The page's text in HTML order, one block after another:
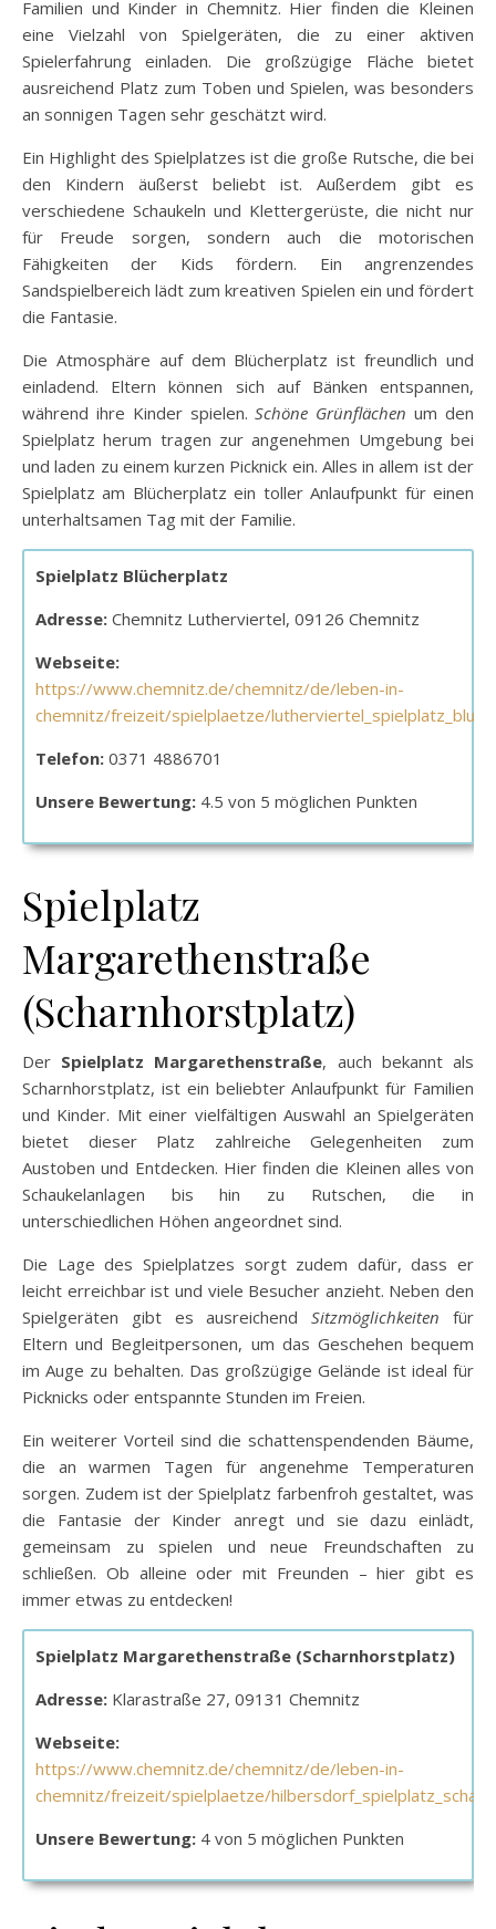
Familien und Kinder in Chemnitz. Hier finden die Kleinen
eine Vielzahl von Spielgeräten, die zu einer aktiven
Spielerfahrung einladen. Die großzügige Fläche bietet
ausreichend Platz zum Toben und Spielen, was besonders
an sonnigen Tagen sehr geschätzt wird.
Ein Highlight des Spielplatzes ist die große Rutsche, die bei
den Kindern äußerst beliebt ist. Außerdem gibt es
verschiedene Schaukeln und Klettergerüste, die nicht nur
für Freude sorgen, sondern auch die motorischen
Fähigkeiten der Kids fördern. Ein angrenzendes
Sandspielbereich lädt zum kreativen Spielen ein und fördert
die Fantasie.
Die Atmosphäre auf dem Blücherplatz ist freundlich und
einladend. Eltern können sich auf Bänken entspannen,
während ihre Kinder spielen.Schöne Grünflächen um den
Spielplatz herum tragen zur angenehmen Umgebung bei
und laden zu einem kurzen Picknick ein. Alles in allem ist der
Spielplatz am Blücherplatz ein toller Anlaufpunkt für einen
unterhaltsamen Tag mit der Familie.
Spielplatz Blücherplatz
Adresse: Chemnitz Lutherviertel, 09126 Chemnitz
Webseite:
https://www.chemnitz.de/chemnitz/de/leben-in-
chemnitz/freizeit/spielplaetze/
Telefon: 0371 4886701
Unsere Bewertung: 4.5 von 5 möglichen Punkten
Spielplatz
Margarethenstraße
(Scharnhorstplatz)
Der Spielplatz Margarethenstraße, auch bekannt als
Scharnhorstplatz, ist ein beliebter Anlaufpunkt für Familien
und Kinder. Mit einer vielfältigen Auswahl an Spielgeräten
bietet dieser Platz zahlreiche Gelegenheiten zum
Austoben und Entdecken. Hier finden die Kleinen alles von
Schaukelanlagen bis hin zu Rutschen, die in
unterschiedlichen Höhen angeordnet sind.
Die Lage des Spielplatzes sorgt zudem dafür, dass er
leicht erreichbar ist und viele Besucher anzieht. Neben den
Spielgeräten gibt es ausreichendSitzmöglichkeiten für
Eltern und Begleitpersonen, um das Geschehen bequem
im Auge zu behalten. Das großzügige Gelände ist ideal für
Picknicks oder entspannte Stunden im Freien.
Ein weiterer Vorteil sind die schattenspendenden Bäume,
die an warmen Tagen für angenehme Temperaturen
sorgen. Zudem ist der Spielplatz farbenfroh gestaltet, was
die Fantasie der Kinder anregt und sie dazu einlädt,
gemeinsam zu spielen und neue Freundschaften zu
schließen. Ob alleine oder mit Freunden – hier gibt es
immer etwas zu entdecken!
Spielplatz Margarethenstraße (Scharnhorstplatz)
Adresse: Klarastraße 27, 09131 Chemnitz
Webseite:
https://www.chemnitz.de/chemnitz/de/leben-in-
chemnitz/freizeit/spielplaetze/
Unsere Bewertung: 4 von 5 möglichen Punkten